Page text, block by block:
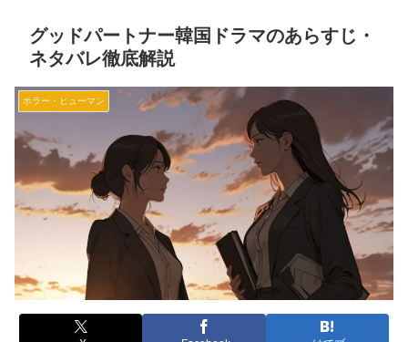
グッドパートナー韓国ドラマのあらすじ・
ネタバレ徹底解説
ホラー・ヒューマン